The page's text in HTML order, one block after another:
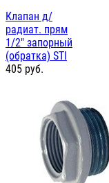
Клапан д/
радиат. прям
1/2" запорный
(обратка) STI
405 руб.